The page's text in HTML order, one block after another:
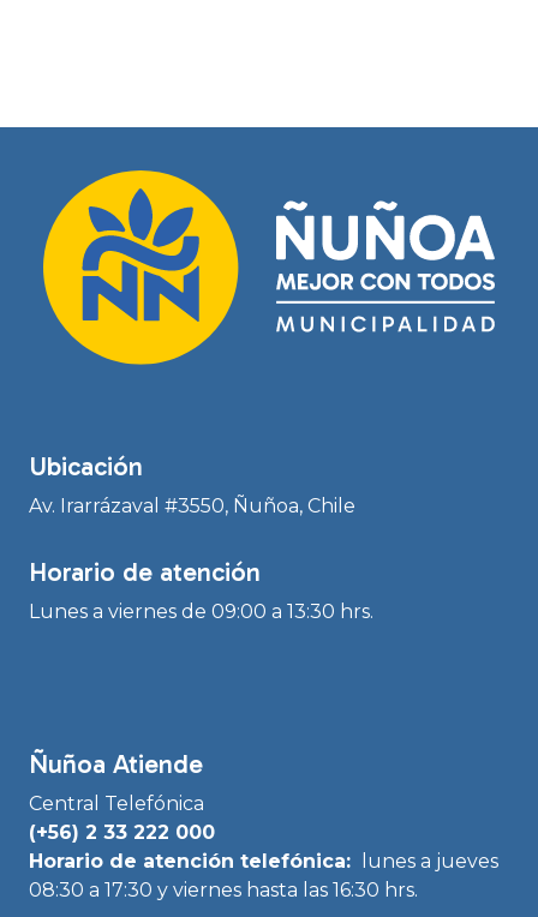
Ubicación
Av. Irarrázaval #3550, Ñuñoa, Chile
Horario de atención
Lunes a viernes de 09:00 a 13:30 hrs.
Ñuñoa Atiende
Central Telefónica
(+56) 2 33 222 000
Horario de atención telefónica:
lunes a jueves
08:30 a 17:30 y viernes hasta las 16:30 hrs.